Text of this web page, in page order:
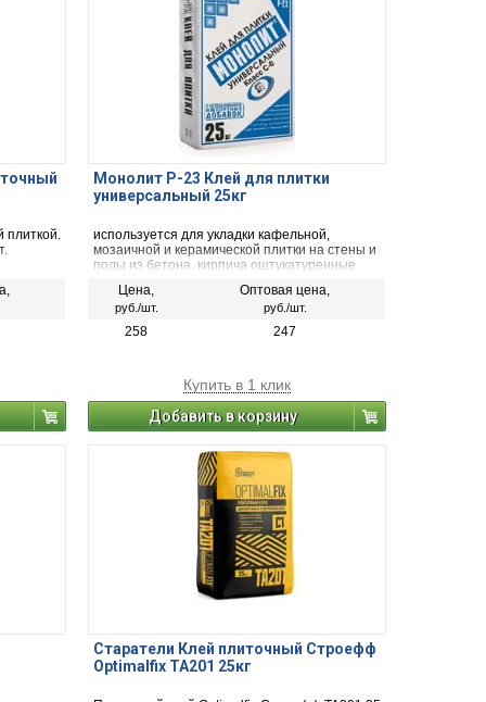
плиткой.
Монолит Р-23 Клей для плитки
универсальный 25кг
используется для укладки кафельной,
мозаичной и керамической плитки на стены и
полы из бетона, кирпича оштукатуренные
помещениях с повышенной влажностью: для
ванных комнат, душевых, балконов и террас.
Цена,
руб./шт.
Оптовая цена,
руб./шт.
258 247
Купить в 1 клик
Добавить в корзину
Старатели Клей плиточный Строефф
Optimalfix TA201 25кг